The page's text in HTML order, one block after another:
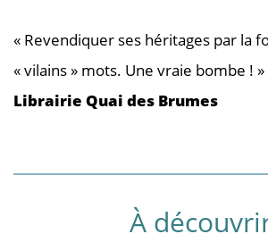
« Revendiquer ses héritages par la
« vilains » mots. Une vraie bombe ! »
Librairie Quai des Brumes
À